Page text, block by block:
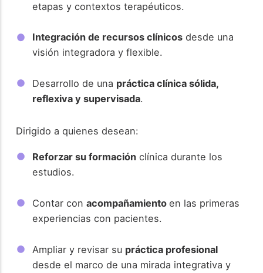
etapas y contextos terapéuticos.
Integración de recursos clínicosdesde una
visión integradora y flexible.
Desarrollo de una práctica clínica sólida,
reflexiva y supervisada.
Dirigido a quienes desean:
Reforzar su formaciónclínica durante los
estudios.
Contar con acompañamiento en las primeras
experiencias con pacientes.
Ampliar y revisar su práctica profesional
desde el marco de una mirada integrativa y